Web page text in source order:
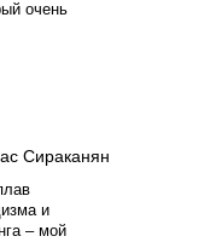
очень
и
– мой